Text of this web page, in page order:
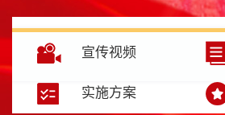
宣传视频
实施方案